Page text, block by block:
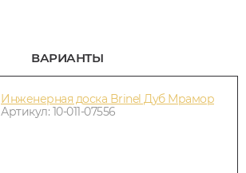
ВАРИАНТЫ
Инженерная доска Brinel Дуб Мрамор
Артикул: 10-011-07556